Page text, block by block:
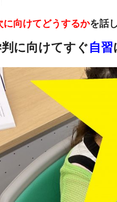
に向けてどうするかを話
判に向けてすぐ自習